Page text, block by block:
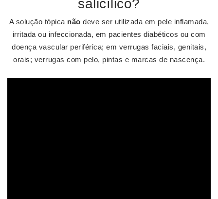
salicílico?
A solução tópica não deve ser utilizada em pele inflamada,
irritada ou infeccionada, em pacientes diabéticos ou com
doença vascular periférica; em verrugas faciais, genitais,
orais; verrugas com pelo, pintas e marcas de nascença.